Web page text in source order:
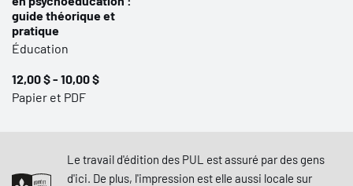
guide théorique et
pratique
Éducation
12,00 $ - 10,00 $
Papier et PDF
Le travail d'édition des PUL est assuré par des gens
d'ici. De plus, l'impression est elle aussi locale sur